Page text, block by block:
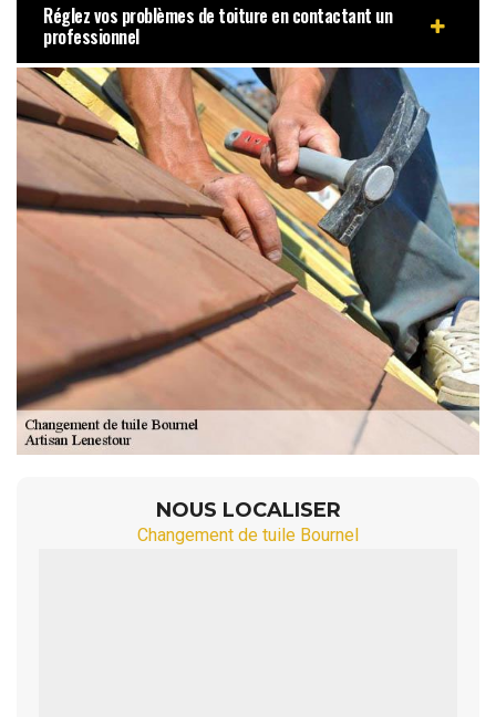
Réglez vos problèmes de toiture en contactant un
professionnel
NOUS LOCALISER
Changement de tuile Bournel